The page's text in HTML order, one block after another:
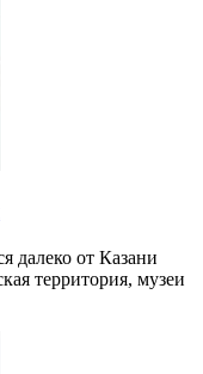
далеко от Казани
территория, музеи